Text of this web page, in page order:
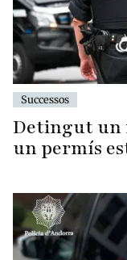
Successos
Detingut un
un permís